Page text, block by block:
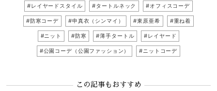
#レイヤードスタイル #タートルネック #オフィスコーデ
#防寒コーデ #申真衣（シンマイ） #東原亜希 #重ね着
#ニット #防寒 #薄手タートル #レイヤード
#公園コーデ（公園ファッション） #ニットコーデ
この記事もおすすめ